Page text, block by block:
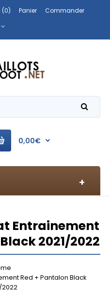
(0) Panier
Commander
0,00€
Entrainement
2021/2022
Red + Pantalon Black
2022